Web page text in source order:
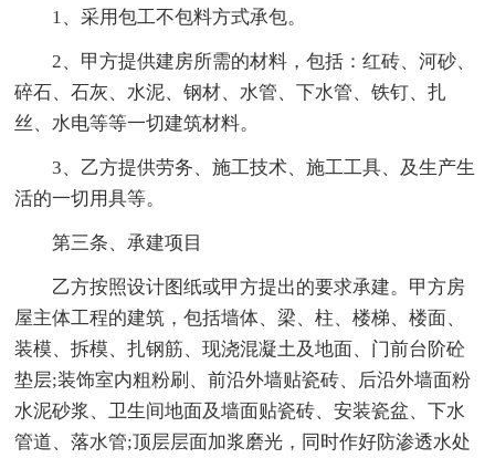
1、采用包工不包料方式承包。
2、甲方提供建房所需的材料，包括：红砖、河砂、
碎石、石灰、水泥、钢材、水管、下水管、铁钉、扎
丝、水电等等一切建筑材料。
3、乙方提供劳务、施工技术、施工工具、及生产生
活的一切用具等。
第三条、承建项目
乙方按照设计图纸或甲方提出的要求承建。甲方房
屋主体工程的建筑，包括墙体、梁、柱、楼梯、楼面、
装模、拆模、扎钢筋、现浇混凝土及地面、门前台阶砼
垫层;装饰室内粗粉刷、前沿外墙贴瓷砖、后沿外墙面粉
水泥砂浆、卫生间地面及墙面贴瓷砖、安装瓷盆、下水
管道、落水管;顶层层面加浆磨光，同时作好防渗透水处